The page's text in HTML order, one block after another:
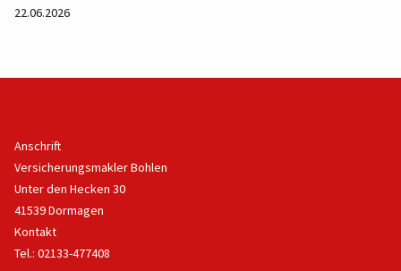
22.06.2026
Anschrift
Versicherungsmakler Bohlen
Unter den Hecken 30
41539 Dormagen
Kontakt
Tel.: 02133-477408